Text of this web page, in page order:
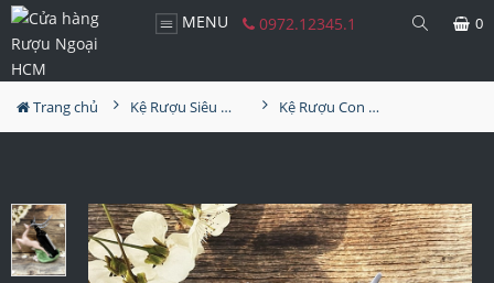
MENU 0972.12345.1 0
Trang chủ Kệ Rượu Siêu Đẹp Kệ Rượu Con Hươu MS37